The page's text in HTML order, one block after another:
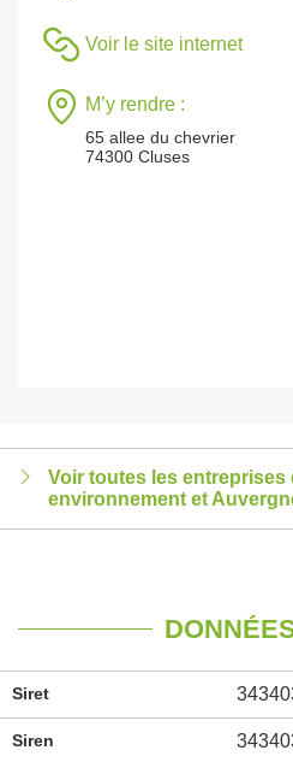
Voir le site internet
M’y rendre :
65 allee du chevrier
74300 Cluses
Voir toutes les entreprises
environnement et
Siret
Siren